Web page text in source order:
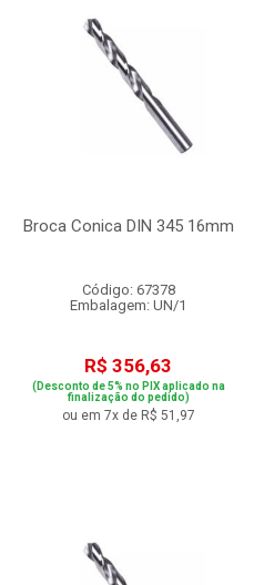
Broca Conica DIN 345 16mm
Código: 67378
Embalagem: UN/1
R$ 356,63
(Desconto de 5% no PIX aplicado na
finalização do pedido)
ou em 7x de R$ 51,97